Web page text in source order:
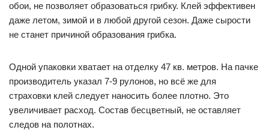
обои, не позволяет образоваться грибку. Клей эффективен
даже летом, зимой и в любой другой сезон. Даже сырости
не станет причиной образования грибка.
Одной упаковки хватает на отделку 47 кв. метров. На пачке
производитель указал 7-9 рулонов, но всё же для
страховки клей следует наносить более плотно. Это
увеличивает расход. Состав бесцветный, не оставляет
следов на полотнах.